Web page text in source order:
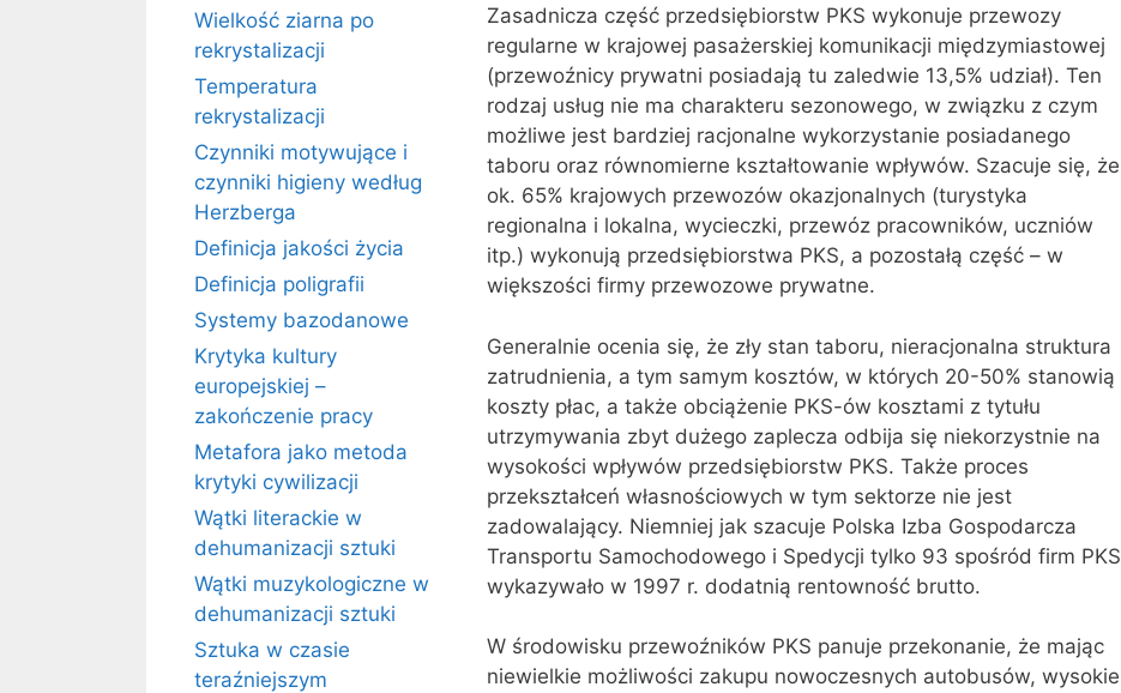
Zasadnicza część przedsiębiorstw PKS wykonuje przewozy
regularne w krajowej pasażerskiej komunikacji międzymiastowej
(przewoźnicy prywatni posiadają tu zaledwie 13,5% udział). Ten
rodzaj usług nie ma charakteru sezonowego, w związku z czym
możliwe jest bardziej racjonalne wykorzystanie posiadanego
taboru oraz równomierne kształtowanie wpływów. Szacuje się, że
ok. 65% krajowych przewozów okazjonalnych (turystyka
regionalna i lokalna, wycieczki, przewóz pracowników, uczniów
itp.) wykonują przedsiębiorstwa PKS, a pozostałą część – w
większości firmy przewozowe prywatne.
Generalnie ocenia się, że zły stan taboru, nieracjonalna struktura
zatrudnienia, a tym samym kosztów, w których 20-50% stanowią
koszty płac, a także obciążenie PKS-ów kosztami z tytułu
utrzymywania zbyt dużego zaplecza odbija się niekorzystnie na
wysokości wpływów przedsiębiorstw PKS. Także proces
przekształceń własnościowych w tym sektorze nie jest
zadowalający. Niemniej jak szacuje Polska Izba Gospodarcza
Transportu Samochodowego i Spedycji tylko 93 spośród firm PKS
wykazywało w 1997 r. dodatnią rentowność brutto.
W środowisku przewoźników PKS panuje przekonanie, że mając
niewielkie możliwości zakupu nowoczesnych autobusów, wysokie
Wielkość ziarna po
rekrystalizacji
Temperatura
rekrystalizacji
Czynniki motywujące i
czynniki higieny według
Herzberga
Definicja jakości życia
Definicja poligrafii
Systemy bazodanowe
Krytyka kultury
europejskiej –
zakończenie pracy
Metafora jako metoda
krytyki cywilizacji
Wątki literackie w
dehumanizacji sztuki
Wątki muzykologiczne w
dehumanizacji sztuki
Sztuka w czasie
teraźniejszym